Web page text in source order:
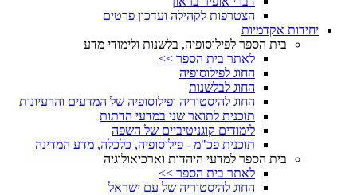
הצטרפות לקהילה ועדכון פרטים
יחידות אקדמיות
בית הספר לפילוסופיה, בלשנות ולימודי מדע
לאתר בית הספר >>
החוג לפילוסופיה
החוג לבלשנות
החוג להיסטוריה ופילוסופיה של המדעים והרעיונות
תוכנית לתואר שני במדעי הדתות
לימודים קוגניטיביים של השפה
תוכנית פכ"מ - פילוסופיה, כלכלה, מדע המדינה
בית הספר למדעי היהדות וארכיאולוגיה
לאתר בית הספר >>
החוג להיסטוריה של עם ישראל